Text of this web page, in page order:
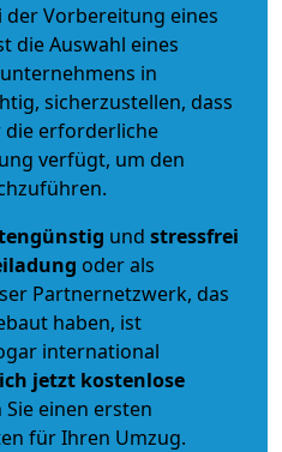
Vorbereitung eines
die Auswahl eines
in
sicherzustellen, dass
die erforderliche
verfügt, um den
und stressfrei
oder als
Partnernetzwerk, das
haben, ist
international
jetzt kostenlose
einen ersten
für Ihren Umzug.